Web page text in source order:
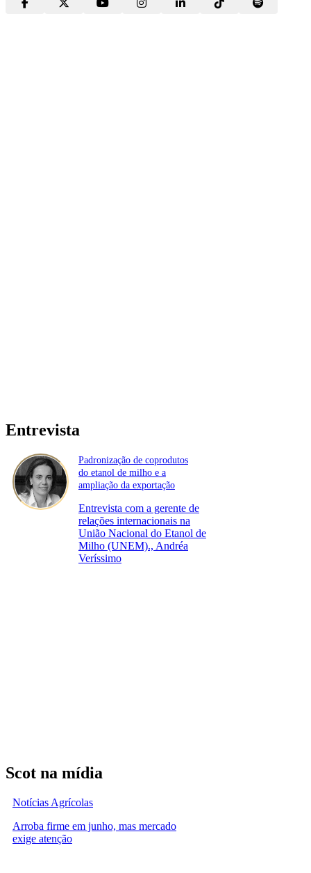
Entrevista
Padronização de coprodutos
do etanol de milho e a
ampliação da exportação
Entrevista com a gerente de
relações internacionais na
União Nacional do Etanol de
Milho (UNEM)., Andréa
Veríssimo
Scot na mídia
Notícias Agrícolas
Arroba firme em junho, mas mercado
exige atenção